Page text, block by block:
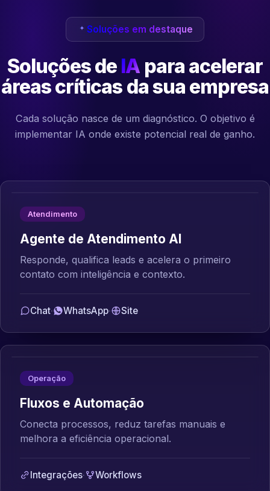
Soluções em destaque
Soluções de IA para acelerar
áreas críticas da sua empresa
Cada solução nasce de um diagnóstico. O objetivo é
implementar IA onde existe potencial real de ganho.
Atendimento
Agente de Atendimento AI
Responde, qualifica leads e acelera o primeiro
contato com inteligência e contexto.
Chat· WhatsApp· Site
Operação
Fluxos e Automação
Conecta processos, reduz tarefas manuais e
melhora a eficiência operacional.
Integrações· Workflows